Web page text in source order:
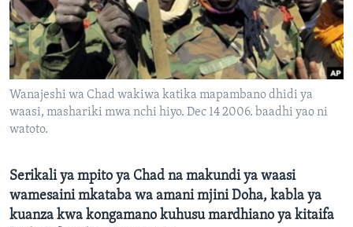
Wanajeshi wa Chad wakiwa katika mapambano dhidi ya
waasi, mashariki mwa nchi hiyo. Dec 14 2006. baadhi yao ni
watoto.
Serikali ya mpito ya Chad na makundi ya waasi
wamesaini mkataba wa amani mjini Doha, kabla ya
kuanza kwa kongamano kuhusu mardhiano ya kitaifa